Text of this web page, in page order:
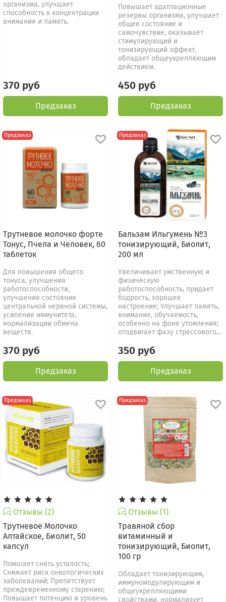
организма, улучшает
способность к концентрации
внимания и память.
370 руб
Предзаказ
Повышает адаптационные
резервы организма, улучшает
общее состояние и
самочувствие, оказывает
стимулирующий и
тонизирующий эффект,
обладает общеукрепляющим
действием.
450 руб
Предзаказ
Предзаказ
Трутневое молочко форте
Тонус, Пчела и Человек, 60
таблеток
Для повышения общего
тонуса, улучшения
работоспособности,
улучшения состояния
центральной нервной системы,
усиления иммунитета,
нормализации обмена
веществ.
370 руб
Предзаказ
Предзаказ
Бальзам Ильгумень №3
тонизирующий, Биолит,
200 мл
Увеличивает умственную и
физическую
работоспособность, придает
бодрость, хорошее
настроение; Улучшает память,
внимание, обучаемость,
особенно на фоне утомления;
отодвигает фазу стрессового...
350 руб
Предзаказ
Предзаказ
Отзывы (2)
Трутневое Молочко
Алтайское, Биолит, 50
капсул
Помогает снять усталость;
Снижает риск онкологических
заболеваний; Препятствует
преждевременному старению;
Повышает потенцию и уровень
Предзаказ
Отзывы (1)
Травяной сбор
витаминный и
тонизирующий, Биолит,
100 гр
Обладает тонизирующим,
иммуномодулирующим и
общеукрепляющими
свойствами, нормализует